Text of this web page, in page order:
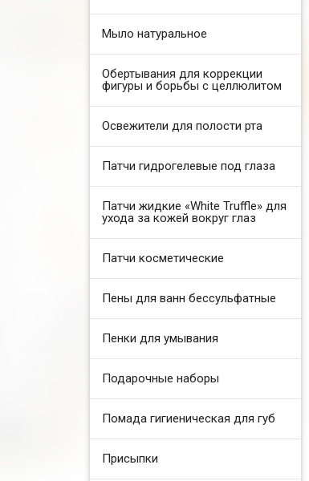
Мыло натуральное
Обертывания для коррекции
фигуры и борьбы с целлюлитом
Освежители для полости рта
Патчи гидрогелевые под глаза
Патчи жидкие «White Truffle» для
ухода за кожей вокруг глаз
Патчи косметические
Пены для ванн бессульфатные
Пенки для умывания
Подарочные наборы
Помада гигиеническая для губ
Присыпки